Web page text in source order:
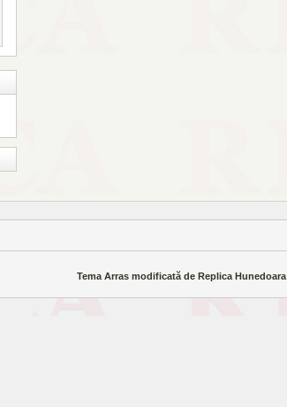
Tema Arras modificată de Replica Hunedoara